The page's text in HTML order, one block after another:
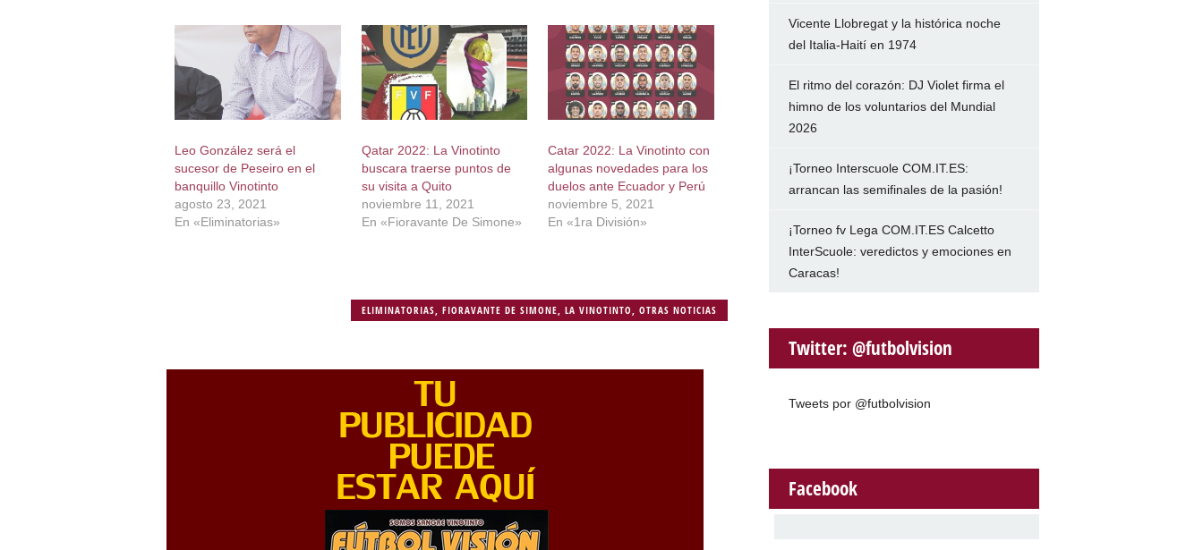
Leo González será el
sucesor de Peseiro en el
banquillo Vinotinto
agosto 23, 2021
En «Eliminatorias»
Qatar 2022: La Vinotinto
buscara traerse puntos de
su visita a Quito
noviembre 11, 2021
En «Fioravante De Simone»
Catar 2022: La Vinotinto con
algunas novedades para los
duelos ante Ecuador y Perú
noviembre 5, 2021
En «1ra División»
ELIMINATORIAS,FIORAVANTE DE SIMONE,LA VINOTINTO,OTRAS NOTICIAS
Vicente Llobregat y la histórica noche
del Italia-Haití en 1974
El ritmo del corazón: DJ Violet firma el
himno de los voluntarios del Mundial
2026
¡Torneo Interscuole COM.IT.ES:
arrancan las semifinales de la pasión!
¡Torneo fv Lega COM.IT.ES Calcetto
InterScuole: veredictos y emociones en
Caracas!
Twitter: @futbolvision
Tweets por @futbolvision
Facebook